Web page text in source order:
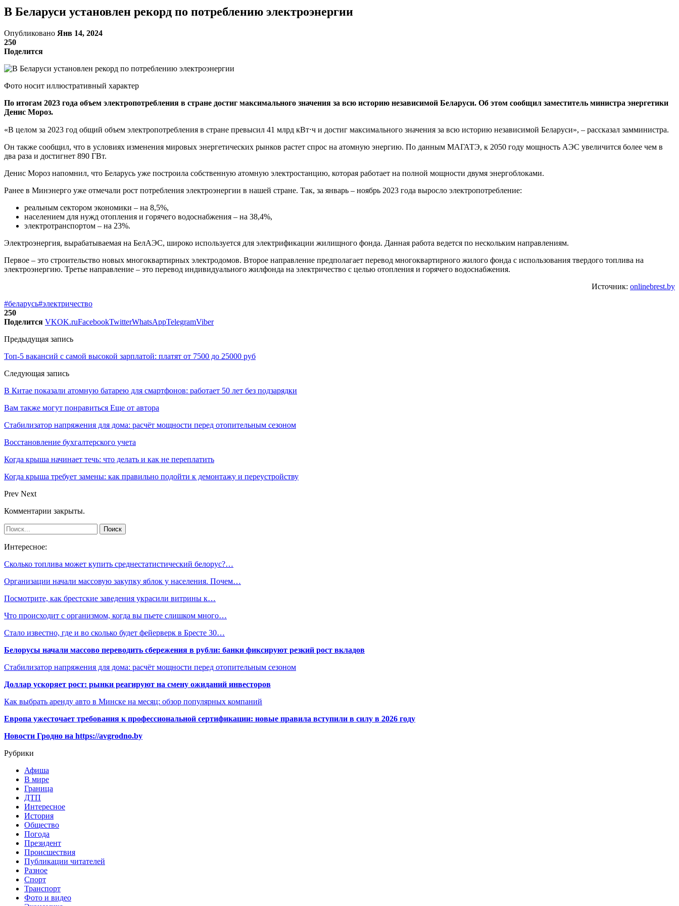
В Беларуси установлен рекорд по потреблению электроэнергии
Опубликовано Янв 14, 2024
250
Поделится
Фото носит иллюстративный характер
По итогам 2023 года объем электропотребления в стране достиг максимального значения за всю историю независимой Беларуси. Об этом сообщил заместитель министра энергетики
Денис Мороз.
«В целом за 2023 год общий объем электропотребления в стране превысил 41 млрд кВт⋅ч и достиг максимального значения за всю историю независимой Беларуси», – рассказал замминистра.
Он также сообщил, что в условиях изменения мировых энергетических рынков растет спрос на атомную энергию. По данным МАГАТЭ, к 2050 году мощность АЭС увеличится более чем в
два раза и достигнет 890 ГВт.
Денис Мороз напомнил, что Беларусь уже построила собственную атомную электростанцию, которая работает на полной мощности двумя энергоблоками.
Ранее в Минэнерго уже отмечали рост потребления электроэнергии в нашей стране. Так, за январь – ноябрь 2023 года выросло электропотребление:
реальным сектором экономики – на 8,5%,
населением для нужд отопления и горячего водоснабжения – на 38,4%,
электротранспортом – на 23%.
Электроэнергия, вырабатываемая на БелАЭС, широко используется для электрификации жилищного фонда. Данная работа ведется по нескольким направлениям.
Первое – это строительство новых многоквартирных электродомов. Второе направление предполагает перевод многоквартирного жилого фонда с использования твердого топлива на
электроэнергию. Третье направление – это перевод индивидуального жилфонда на электричество с целью отопления и горячего водоснабжения.
Источник: onlinebrest.by
#беларусь#электричество
250
Поделится VKOK.ruFacebookTwitterWhatsAppTelegramViber
Предыдущая запись
Топ-5 вакансий с самой высокой зарплатой: платят от 7500 до 25000 руб
Следующая запись
В Китае показали атомную батарею для смартфонов: работает 50 лет без подзарядки
Вам также могут понравиться Еще от автора
Стабилизатор напряжения для дома: расчёт мощности перед отопительным сезоном
Восстановление бухгалтерского учета
Когда крыша начинает течь: что делать и как не переплатить
Когда крыша требует замены: как правильно подойти к демонтажу и переустройству
Prev Next
Комментарии закрыты.
Интересное:
Сколько топлива может купить среднестатистический белорус?…
Организации начали массовую закупку яблок у населения. Почем…
Посмотрите, как брестские заведения украсили витрины к…
Что происходит с организмом, когда вы пьете слишком много…
Стало известно, где и во сколько будет фейерверк в Бресте 30…
Белорусы начали массово переводить сбережения в рубли: банки фиксируют резкий рост вкладов
Стабилизатор напряжения для дома: расчёт мощности перед отопительным сезоном
Доллар ускоряет рост: рынки реагируют на смену ожиданий инвесторов
Как выбрать аренду авто в Минске на месяц: обзор популярных компаний
Европа ужесточает требования к профессиональной сертификации: новые правила вступили в силу в 2026 году
Новости Гродно на https://avgrodno.by
Рубрики
Афиша
В мире
Граница
ДТП
Интересное
История
Общество
Погода
Президент
Происшествия
Публикации читателей
Разное
Спорт
Транспорт
Фото и видео